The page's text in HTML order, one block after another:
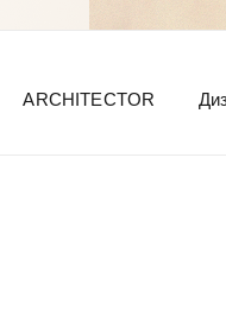
ARCHITECTOR